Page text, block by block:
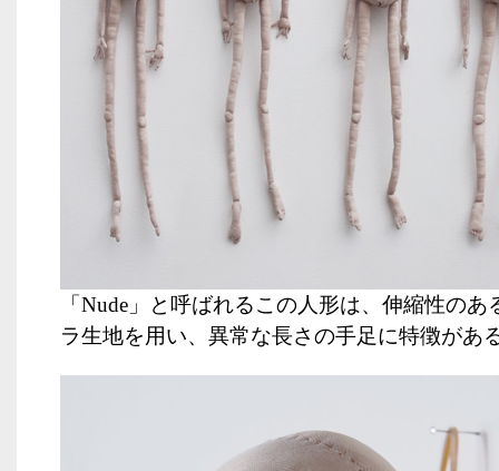
「 Nude 」と呼ばれるこの人形は、伸縮性のあ
ラ生地を用い、異常な長さの手足に特徴があ